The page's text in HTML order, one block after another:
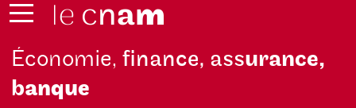
Économie,finance, assurance,
banque